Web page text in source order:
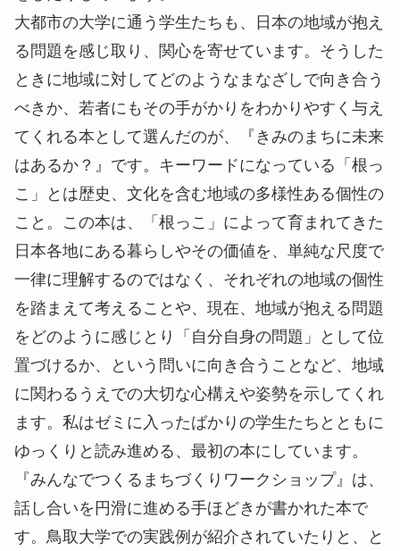
大都市の大学に通う学生たちも、日本の地域が抱え
る問題を感じ取り、関心を寄せています。そうした
ときに地域に対してどのようなまなざしで向き合う
べきか、若者にもその手がかりをわかりやすく与え
てくれる本として選んだのが、『きみのまちに未来
はあるか？』です。キーワードになっている「根っ
こ」とは歴史、文化を含む地域の多様性ある個性の
こと。この本は、「根っこ」によって育まれてきた
日本各地にある暮らしやその価値を、単純な尺度で
一律に理解するのではなく、それぞれの地域の個性
を踏まえて考えることや、現在、地域が抱える問題
をどのように感じとり「自分自身の問題」として位
置づけるか、という問いに向き合うことなど、地域
に関わるうえでの大切な心構えや姿勢を示してくれ
ます。私はゼミに入ったばかりの学生たちとともに
ゆっくりと読み進める、最初の本にしています。
『みんなでつくるまちづくりワークショップ』は、
話し合いを円滑に進める手ほどきが書かれた本で
す。鳥取大学での実践例が紹介されていたりと、と